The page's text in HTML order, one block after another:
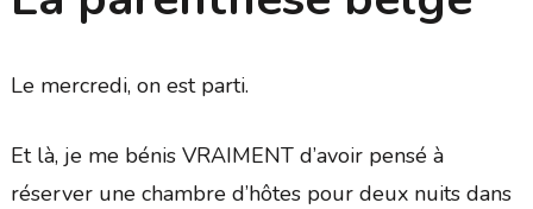
Le mercredi, on est parti.
Et là, je me bénis VRAIMENT d’avoir pensé à
réserver une chambre d’hôtes pour deux nuits dans